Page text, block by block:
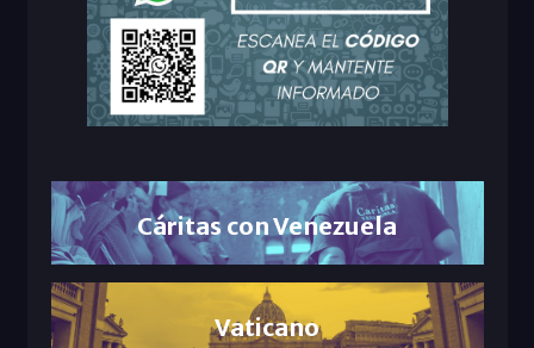
Cáritas con Venezuela
Vaticano